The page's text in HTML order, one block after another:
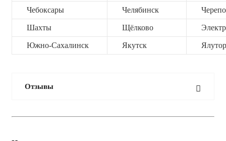
Чебоксары Челябинск
Шахты Щёлково
Южно-Сахалинск Якутск
Отзывы